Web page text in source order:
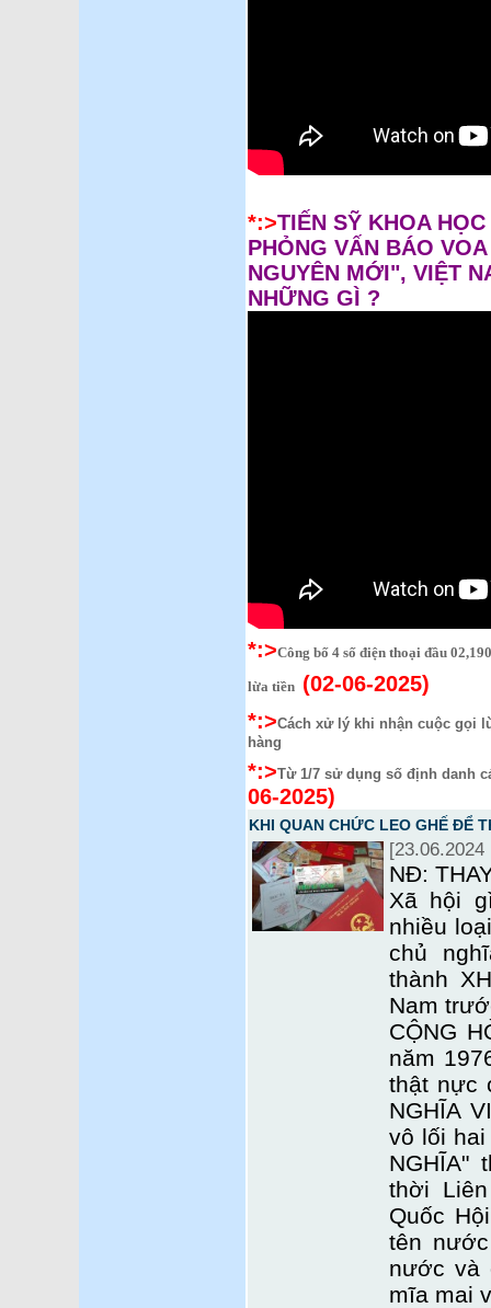
*:>TIẾN SỸ KHOA
PHỎNG VẤN BÁO
NGUYÊN MỚI", VIỆT
NHỮNG GÌ ?
*:>Công bố 4 số điện thoại đầu
lừa tiền (02-06-2025)
*:>Cách xử lý khi nhận cuộc gọi
hàng
*:>Từ 1/7 sử dụng số định danh
06-2025)
KHI QUAN CHỨC LEO GHẾ ĐỂ
[23.06.2024
NĐ:
Xã hội
nhiều
chủ
thành
Nam
CỘNG
năm
thật nực
NGHĨA
vô lối
NGHĨA"
thời
Quốc
tên
nước và
mĩa mai